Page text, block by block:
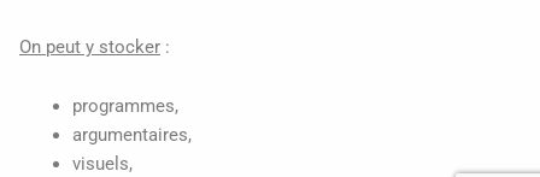
On peut y stocker :
programmes,
argumentaires,
visuels,